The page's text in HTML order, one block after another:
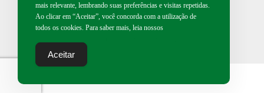
mais relevante, lembrando suas preferências e visitas repetidas.
Ao clicar em “Aceitar”, você concorda com a utilização de
todos os cookies. Para saber mais, leia nossos
Aceitar